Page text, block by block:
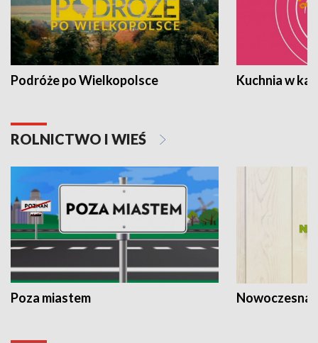
Podróże po Wielkopolsce Kuchnia w
ROLNICTWO I WIEŚ
Poza miastem Nowoczesna